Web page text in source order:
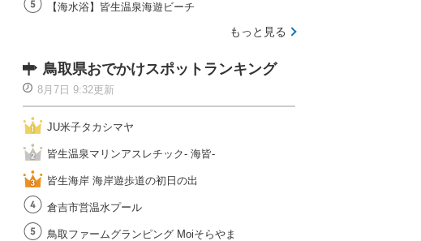
【海水浴】皆生温泉海遊ビーチ
もっと見る
鳥取県おでかけスポットランキング
8月7日 9:32更新
JU米子タカシマヤ
皆生温泉マリンアスレチック- 海皆-
皆生海岸 海岸遊歩道の初日の出
倉吉市営温水プール
鳥取ファームグランピング Moiそらやま